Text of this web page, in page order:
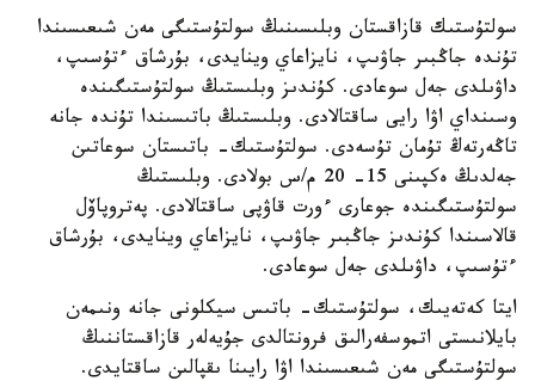
سولتۇستىك قازاقستان وبلىسىنىڭ سولتۇستىگى مەن شىعىسىندا
تۇندە جاڭبىر جاۋىپ، نايزاعاي وينايدى، بۇرشاق ءتۇسىپ،
داۋىلدى جەل سوعادى. كۇندىز وبلىستىڭ سولتۇستىگىندە
وسىنداي اۋا رايى ساقتالادى. وبلىستىڭ باتىسىندا تۇندە جانە
تاڭەرتەڭ تۇمان تۇسەدى. سولتۇستىك- باتىستان سوعاتىن
جەلدىڭ ەكپىنى 15- 20 م/س بولادى. وبلىستىڭ
سولتۇستىگىندە جوعارى ءورت قاۋپى ساقتالادى. پەتروپاۆل
قالاسىندا كۇندىز جاڭبىر جاۋىپ، نايزاعاي وينايدى، بۇرشاق
ءتۇسىپ، داۋىلدى جەل سوعادى.
ايتا كەتەيىك، سولتۇستىك- باتىس سيكلونى جانە ونىمەن
بايلانىستى اتموسفەرالىق فرونتالدى جۇيەلەر قازاقستاننىڭ
سولتۇستىگى مەن شىعىسىندا اۋا رايىنا ىقپالىن ساقتايدى.